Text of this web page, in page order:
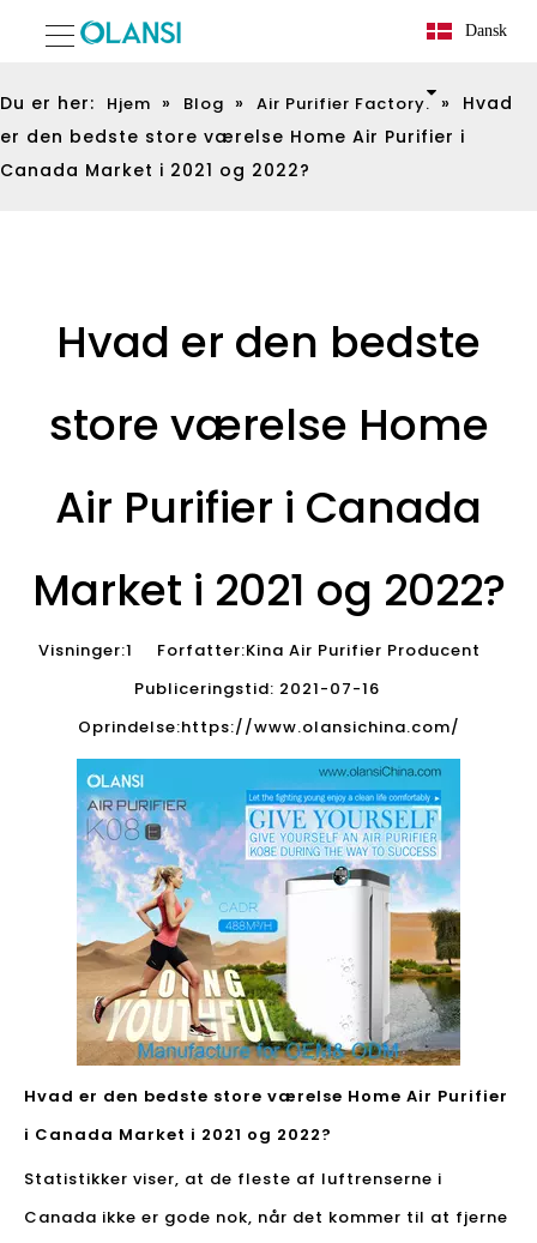
Dansk
Du er her: Hjem » Blog » Air Purifier Factory. »
Hvad
er den bedste store værelse Home Air Purifier i
Canada Market i 2021 og 2022?
Hvad er den bedste
store værelse Home
Air Purifier i Canada
Market i 2021 og 2022?
Visninger:1 Forfatter:Kina Air Purifier Producent
Publiceringstid: 2021-07-16
Oprindelse:https://www.olansichina.com/
Hvad er den bedste store værelse Home Air Purifier
i Canada Market i 2021 og 2022?
Statistikker viser, at de fleste af luftrenserne i
Canada ikke er gode nok, når det kommer til at fjerne